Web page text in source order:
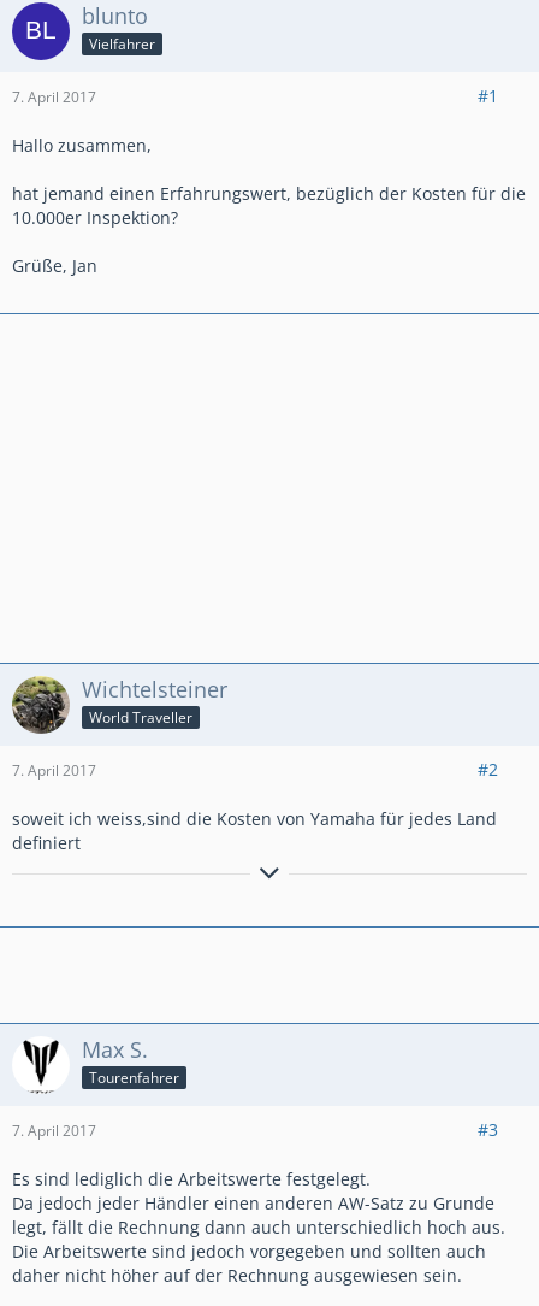
blunto
Vielfahrer
7. April 2017 #1
Hallo zusammen,
hat jemand einen Erfahrungswert, bezüglich der Kosten für die
10.000er Inspektion?
Grüße, Jan
Wichtelsteiner
World Traveller
7. April 2017 #2
soweit ich weiss,sind die Kosten von Yamaha für jedes Land
definiert
Max S.
Tourenfahrer
7. April 2017 #3
Es sind lediglich die Arbeitswerte festgelegt.
Da jedoch jeder Händler einen anderen AW-Satz zu Grunde
legt, fällt die Rechnung dann auch unterschiedlich hoch aus.
Die Arbeitswerte sind jedoch vorgegeben und sollten auch
daher nicht höher auf der Rechnung ausgewiesen sein.